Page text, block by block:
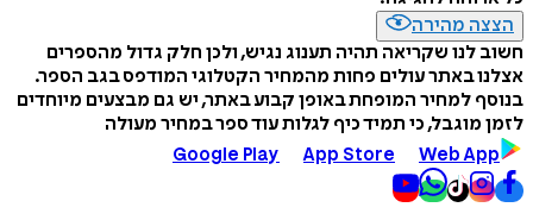
הצצה מהירה
חשוב לנו שקריאה תהיה תענוג נגיש, ולכן חלק גדול מהספרים
אצלנו באתר עולים פחות מהמחיר הקטלוגי המודפס בגב הספר.
בנוסף למחיר המופחת באופן קבוע באתר, יש גם מבצעים מיוחדים
לזמן מוגבל, כי תמיד כיף לגלות עוד ספר במחיר מעולה
Google Play
App Store Web App